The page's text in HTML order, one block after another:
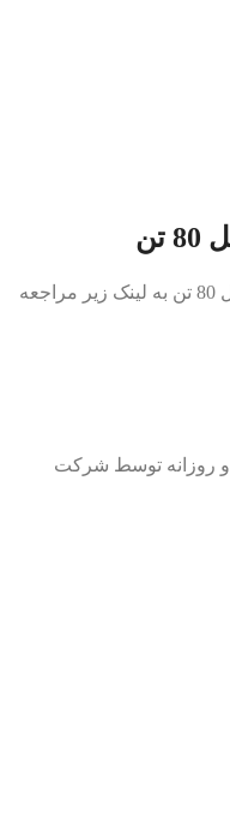
لطفا برای بررسی قیمت اجاره جرثقیل 80 تن به لینک زیر مراجعه
ماهانه و روزانه توسط شرکت